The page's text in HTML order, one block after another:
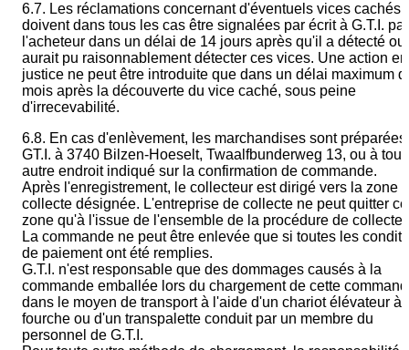
6.7. Les réclamations concernant d'éventuels vices cachés
doivent dans tous les cas être signalées par écrit à G.T.I. par
l'acheteur dans un délai de 14 jours après qu'il a détecté ou
aurait pu raisonnablement détecter ces vices. Une action en
justice ne peut être introduite que dans un délai maximum
mois après la découverte du vice caché, sous peine
d'irrecevabilité.
6.8. En cas d'enlèvement, les marchandises sont préparées
GT.I. à 3740 Bilzen-Hoeselt, Twaalfbunderweg 13, ou à tout
autre endroit indiqué sur la confirmation de commande.
Après l'enregistrement, le collecteur est dirigé vers la zone
collecte désignée. L'entreprise de collecte ne peut quitter
zone qu'à l'issue de l'ensemble de la procédure de collecte.
La commande ne peut être enlevée que si toutes les
de paiement ont été remplies.
G.T.I. n'est responsable que des dommages causés à la
commande emballée lors du chargement de cette
dans le moyen de transport à l'aide d'un chariot élévateur à
fourche ou d'un transpalette conduit par un membre du
personnel de G.T.I.